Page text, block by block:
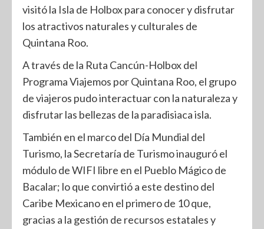
visitó la Isla de Holbox para conocer y disfrutar
los atractivos naturales y culturales de
Quintana Roo.
A través de la Ruta Cancún-Holbox del
Programa Viajemos por Quintana Roo, el grupo
de viajeros pudo interactuar con la naturaleza y
disfrutar las bellezas de la paradisiaca isla.
También en el marco del Día Mundial del
Turismo, la Secretaría de Turismo inauguró el
módulo de WIFI libre en el Pueblo Mágico de
Bacalar; lo que convirtió a este destino del
Caribe Mexicano en el primero de 10 que,
gracias a la gestión de recursos estatales y